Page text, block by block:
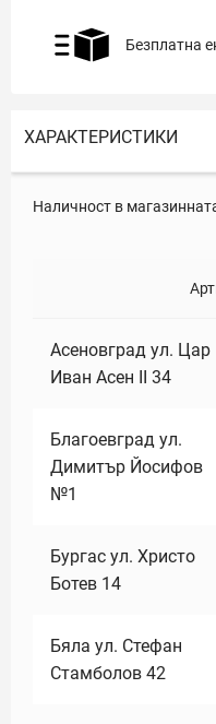
Безплатна
ХАРАКТЕРИСТИКИ
Наличност в
Асеновград ул. Цар
Иван Асен II 34
Благоевград ул.
Димитър Йосифов
№1
Бургас ул. Христо
Ботев 14
Бяла ул. Стефан
Стамболов 42